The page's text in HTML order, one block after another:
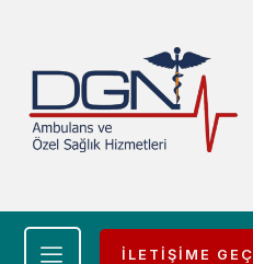
İLETİŞİME GEÇ